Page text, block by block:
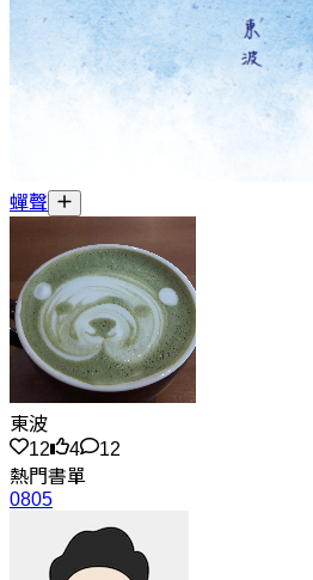
蟬聲
東波
12
4
12
熱門書單
0805